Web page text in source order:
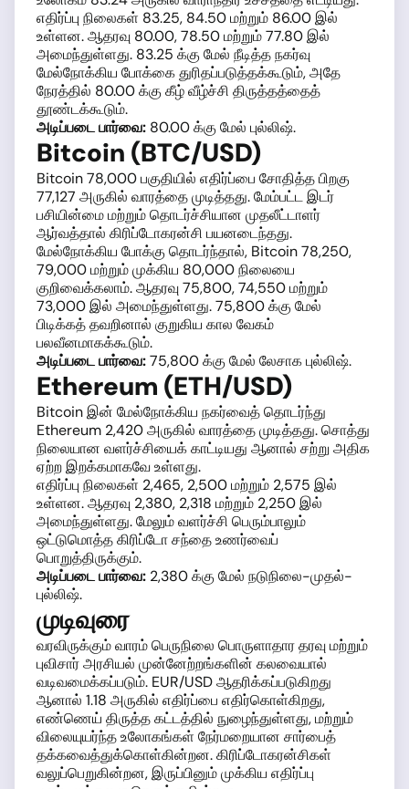
எதிர்ப்பு நிலைகள் 83.25, 84.50 மற்றும் 86.00 இல்
உள்ளன. ஆதரவு 80.00, 78.50 மற்றும் 77.80 இல்
அமைந்துள்ளது. 83.25 க்கு மேல் நீடித்த நகர்வு
மேல்நோக்கிய போக்கை துரிதப்படுத்தக்கூடும், அதே
நேரத்தில் 80.00 க்கு கீழ் வீழ்ச்சி திருத்தத்தைத்
தூண்டக்கூடும்.
அடிப்படை பார்வை: 80.00 க்கு மேல் புல்லிஷ்.
Bitcoin (BTC/USD)
Bitcoin 78,000 பகுதியில் எதிர்ப்பை சோதித்த பிறகு
77,127 அருகில் வாரத்தை முடித்தது. மேம்பட்ட இடர்
பசியின்மை மற்றும் தொடர்ச்சியான முதலீட்டாளர்
ஆர்வத்தால் கிரிப்டோகரன்சி பயனடைந்தது.
மேல்நோக்கிய போக்கு தொடர்ந்தால், Bitcoin 78,250,
79,000 மற்றும் முக்கிய 80,000 நிலையை
குறிவைக்கலாம். ஆதரவு 75,800, 74,550 மற்றும்
73,000 இல் அமைந்துள்ளது. 75,800 க்கு மேல்
பிடிக்கத் தவறினால் குறுகிய கால வேகம்
பலவீனமாகக்கூடும்.
அடிப்படை பார்வை:75,800 க்கு மேல் லேசாக புல்லிஷ்.
Ethereum (ETH/USD)
Bitcoin இன் மேல்நோக்கிய நகர்வைத் தொடர்ந்து
Ethereum 2,420 அருகில் வாரத்தை முடித்தது. சொத்து
நிலையான வளர்ச்சியைக் காட்டியது ஆனால் சற்று அதிக
ஏற்ற இறக்கமாகவே உள்ளது.
எதிர்ப்பு நிலைகள் 2,465, 2,500 மற்றும் 2,575 இல்
உள்ளன. ஆதரவு 2,380, 2,318 மற்றும் 2,250 இல்
அமைந்துள்ளது. மேலும் வளர்ச்சி பெரும்பாலும்
ஒட்டுமொத்த கிரிப்டோ சந்தை உணர்வைப்
பொறுத்திருக்கும்.
அடிப்படை பார்வை: 2,380 க்கு மேல் நடுநிலை-முதல்-
புல்லிஷ்.
முடிவுரை
வரவிருக்கும் வாரம் பெருநிலை பொருளாதார தரவு மற்றும்
புவிசார் அரசியல் முன்னேற்றங்களின் கலவையால்
வடிவமைக்கப்படும். EUR/USD ஆதரிக்கப்படுகிறது
ஆனால் 1.18 அருகில் எதிர்ப்பை எதிர்கொள்கிறது,
எண்ணெய் திருத்த கட்டத்தில் நுழைந்துள்ளது, மற்றும்
விலையுயர்ந்த உலோகங்கள் நேர்மறையான சார்பைத்
தக்கவைத்துக்கொள்கின்றன. கிரிப்டோகரன்சிகள்
வலுப்பெறுகின்றன, இருப்பினும் முக்கிய எதிர்ப்பு